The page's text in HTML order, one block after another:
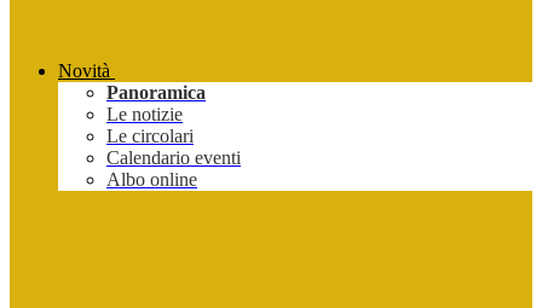
Novità
Panoramica
Le notizie
Le circolari
Calendario eventi
Albo online